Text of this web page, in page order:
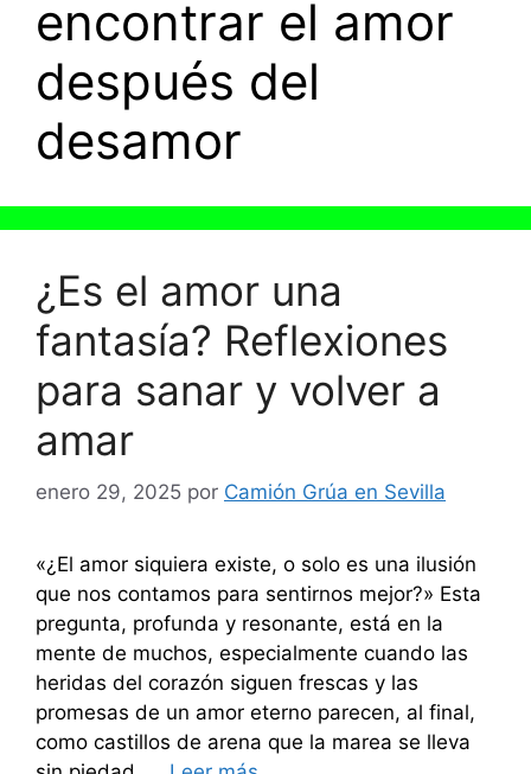
encontrar el amor
después del
desamor
¿Es el amor una
fantasía? Reflexiones
para sanar y volver a
amar
enero 29, 2025 por Camión Grúa en Sevilla
«¿El amor siquiera existe, o solo es una ilusión
que nos contamos para sentirnos mejor?» Esta
pregunta, profunda y resonante, está en la
mente de muchos, especialmente cuando las
heridas del corazón siguen frescas y las
promesas de un amor eterno parecen, al final,
como castillos de arena que la marea se lleva